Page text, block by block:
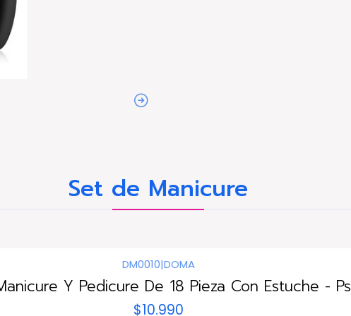
Set de Manicure
DM0010|DOMA
Y Pedicure De 18 Pieza Con Estuche - Ps
$10.990